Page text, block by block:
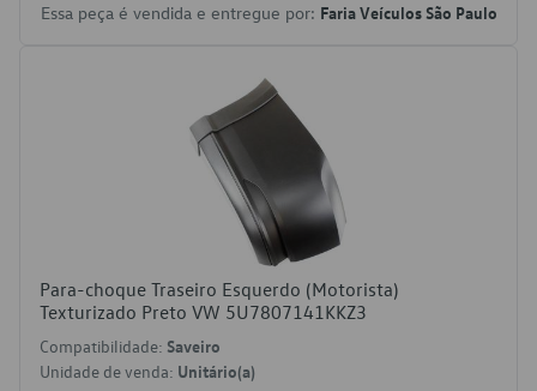
Essa peça é vendida e entregue por: Faria Veículos São Paulo
Para-choque Traseiro Esquerdo (Motorista)
Texturizado Preto VW 5U7807141KKZ3
Compatibilidade: Saveiro
Unidade de venda: Unitário(a)